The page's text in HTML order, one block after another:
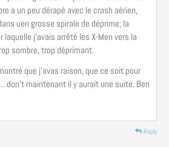
a un peu dérapé avec le crash aérien,
uen grosse spirale de déprime; la
laquelle j’avais arrêté les X-Men vers la
sombre, trop déprimant.
que j’avas raison, que ce soit pour
don’t maintenant il y aurait une suite. Ben
Reply